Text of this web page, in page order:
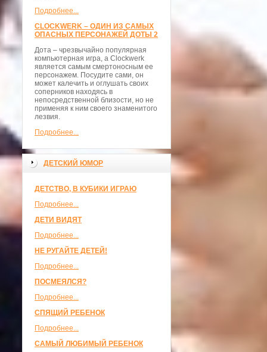
Подробнее...
CLOCKWERK – ОДИН ИЗ САМЫХ
ОПАСНЫХ ПЕРСОНАЖЕЙ ДОТЫ 2
Дота – чрезвычайно популярная
компьютерная игра, а Clockwerk
является самым смертоносным ее
персонажем. Посудите сами, он
может калечить и оглушать своих
соперников находясь в
непосредственной близости, но не
применяя к ним своего знаменитого
лезвия.
Подробнее...
ДЕТСКИЙ ЮМОР
ДЕТСТВО, В КУБИКИ ИГРАЮ
Подробнее...
ДЕТИ ВИДЯТ
Подробнее...
НЕ РУГАЙТЕ ДЕТЕЙ!
Подробнее...
ПОСМЕЯЛСЯ?
Подробнее...
СПЯЩИЙ РЕБЕНОК
Подробнее...
САМЫЙ ЛЮБИМЫЙ РЕБЕНОК